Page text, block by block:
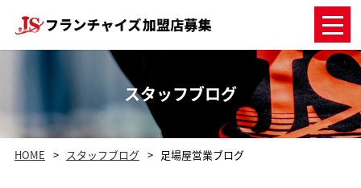
スタッフブログ
HOME スタッフブログ 足場屋営業ブログ